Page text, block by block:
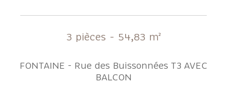
3 pièces - 54,83 m²
FONTAINE - Rue des Buissonnées T3 AVEC
BALCON
FILTRER PAR